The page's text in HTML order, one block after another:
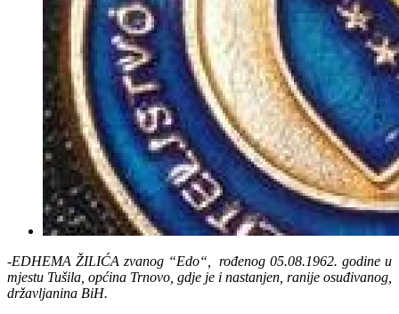
-EDHEMA ŽILIĆA zvanog “Edo“, rođenog 05.08.1962. godine u
mjestu Tušila, općina Trnovo, gdje je i nastanjen, ranije osuđivanog,
državljanina BiH.